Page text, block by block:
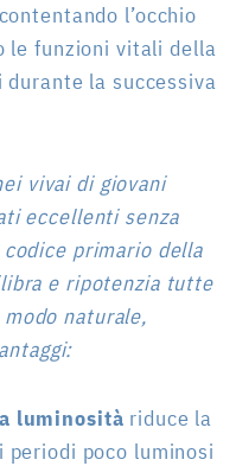
l’occhio
le funzioni vitali della
la successiva
vivai di giovani
eccellenti senza
primario della
e ripotenzia tutte
naturale,
luminosità riduce la
poco luminosi